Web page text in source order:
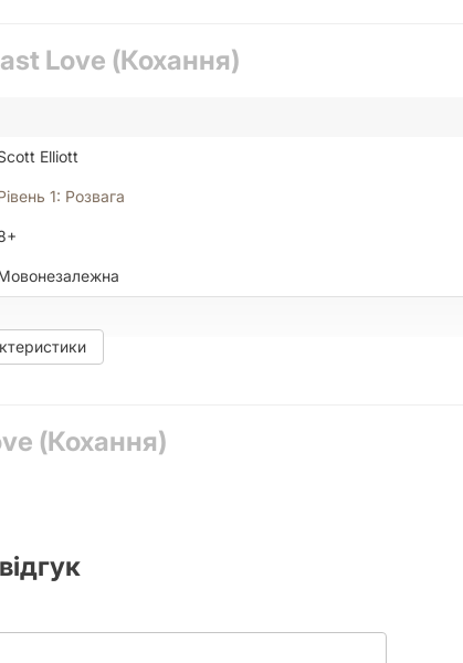
рівень складності, вона містить складні
елегантний дизайн, високу якість виготовлення та
Love (Кохання)
Elliott
1: Розвага
(Кохання)